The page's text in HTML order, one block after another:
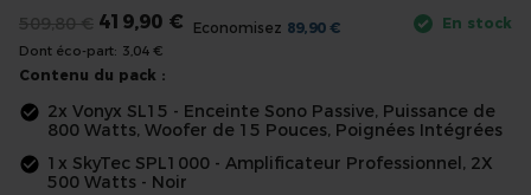
419,90 €
509,80 € Economisez 89,90 €
Dont éco-part: 3,04 €
Contenu du pack :
2x Vonyx SL15 - Enceinte Sono Passive, Puissance de
800 Watts, Woofer de 15 Pouces, Poignées Intégrées
1x SkyTec SPL1000 - Amplificateur Professionnel, 2X
500 Watts - Noir
En stock
the
beginning
of
the
images
gallery